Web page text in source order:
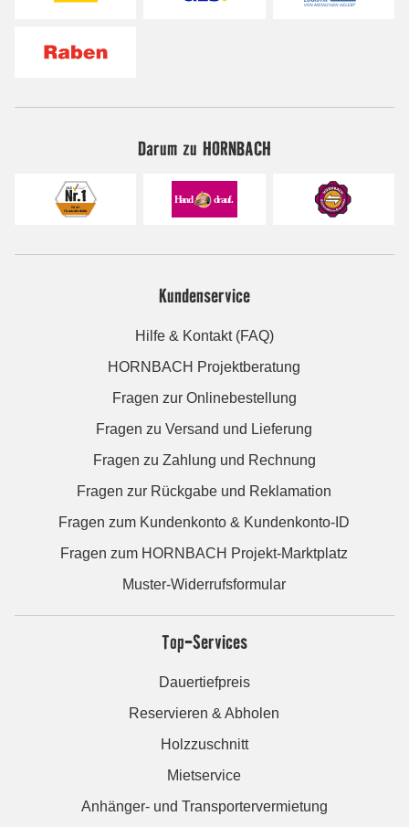
Darum zu HORNBACH
Kundenservice
Hilfe & Kontakt (FAQ)
HORNBACH Projektberatung
Fragen zur Onlinebestellung
Fragen zu Versand und Lieferung
Fragen zu Zahlung und Rechnung
Fragen zur Rückgabe und Reklamation
Fragen zum Kundenkonto & Kundenkonto-ID
Fragen zum HORNBACH Projekt-Marktplatz
Muster-Widerrufsformular
Top-Services
Dauertiefpreis
Reservieren & Abholen
Holzzuschnitt
Mietservice
Anhänger- und Transportervermietung